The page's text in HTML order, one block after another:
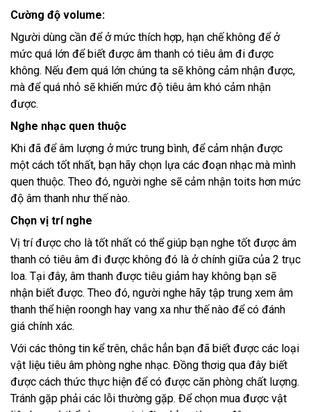
Cường độ volume:
Người dùng cần để ở mức thích hợp, hạn chế không để ở
mức quá lớn để biết được âm thanh có tiêu âm đi được
không. Nếu đem quá lớn chúng ta sẽ không cảm nhận được,
mà để quá nhỏ sẽ khiến mức độ tiêu âm khó cảm nhận
được.
Nghe nhạc quen thuộc
Khi đã để âm lượng ở mức trung bình, để cảm nhận được
một cách tốt nhất, bạn hãy chọn lựa các đoạn nhạc mà mình
quen thuộc. Theo đó, người nghe sẽ cảm nhận toits hơn mức
độ âm thanh như thế nào.
Chọn vị trí nghe
Vị trí được cho là tốt nhất có thể giúp bạn nghe tốt được âm
thanh có tiêu âm đi được không đó là ở chính giữa của 2 trục
loa. Tại đây, âm thanh được tiêu giảm hay không bạn sẽ
nhận biết được. Theo đó, người nghe hãy tập trung xem âm
thanh thể hiện roongh hay vang xa như thế nào để có đánh
giá chính xác.
Với các thông tin kể trên, chắc hẳn bạn đã biết được các loại
vật liệu tiêu âm phòng nghe nhạc. Đồng thơig qua đây biết
được cách thức thực hiện để có được căn phòng chất lượng.
Tránh gặp phải các lỗi thường gặp. Để chọn mua được vật